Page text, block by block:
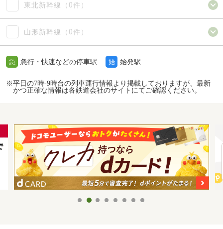
東北新幹線 （0件）
山形新幹線 （0件）
急 急行・快速などの停車駅 始 始発駅
※平日の7時-9時台の列車運行情報より掲載しておりますが、最新
かつ正確な情報は各鉄道会社のサイトにてご確認ください。